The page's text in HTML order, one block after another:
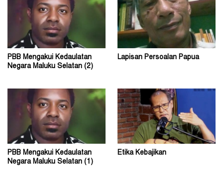
PBB Mengakui Kedaulatan
Negara Maluku Selatan (2)
Lapisan Persoalan Papua
PBB Mengakui Kedaulatan
Negara Maluku Selatan (1)
Etika Kebajikan